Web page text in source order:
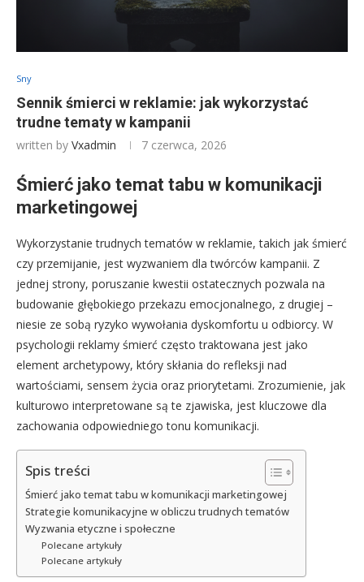
Sny
Sennik śmierci w reklamie: jak wykorzystać
trudne tematy w kampanii
written by Vxadmin 7 czerwca, 2026
Śmierć jako temat tabu w komunikacji
marketingowej
Wykorzystanie trudnych tematów w reklamie, takich jak śmierć
czy przemijanie, jest wyzwaniem dla twórców kampanii. Z
jednej strony, poruszanie kwestii ostatecznych pozwala na
budowanie głębokiego przekazu emocjonalnego, z drugiej –
niesie ze sobą ryzyko wywołania dyskomfortu u odbiorcy. W
psychologii reklamy śmierć często traktowana jest jako
element archetypowy, który skłania do refleksji nad
wartościami, sensem życia oraz priorytetami. Zrozumienie, jak
kulturowo interpretowane są te zjawiska, jest kluczowe dla
zachowania odpowiedniego tonu komunikacji.
Spis treści
Śmierć jako temat tabu w komunikacji marketingowej
Strategie komunikacyjne w obliczu trudnych tematów
Wyzwania etyczne i społeczne
Polecane artykuły
Polecane artykuły